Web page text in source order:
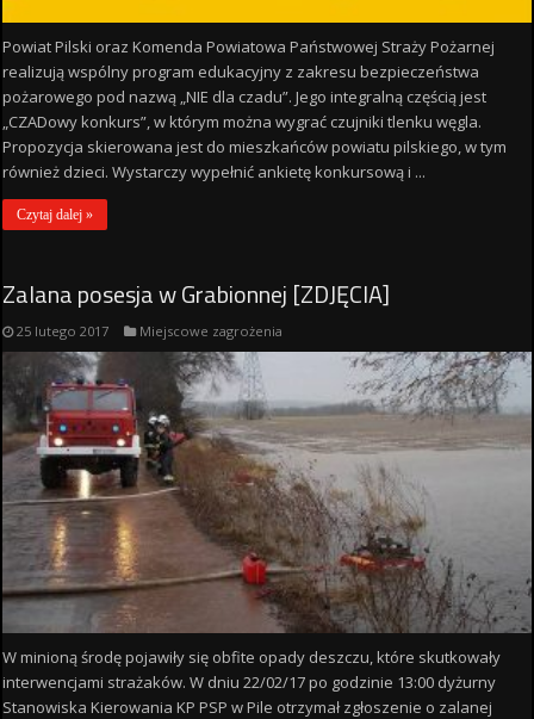
Powiat Pilski oraz Komenda Powiatowa Państwowej Straży Pożarnej
realizują wspólny program edukacyjny z zakresu bezpieczeństwa
pożarowego pod nazwą „NIE dla czadu”. Jego integralną częścią jest
„CZADowy konkurs”, w którym można wygrać czujniki tlenku węgla.
Propozycja skierowana jest do mieszkańców powiatu pilskiego, w tym
również dzieci. Wystarczy wypełnić ankietę konkursową i ...
Czytaj dalej »
Zalana posesja w Grabionnej [ZDJĘCIA]
25 lutego 2017 Miejscowe zagrożenia
W minioną środę pojawiły się obfite opady deszczu, które skutkowały
interwencjami strażaków. W dniu 22/02/17 po godzinie 13:00 dyżurny
Stanowiska Kierowania KP PSP w Pile otrzymał zgłoszenie o zalanej